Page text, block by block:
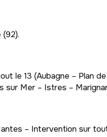
le 13 (Aubagne – Plan
sur Mer – Istres –
– Intervention sur